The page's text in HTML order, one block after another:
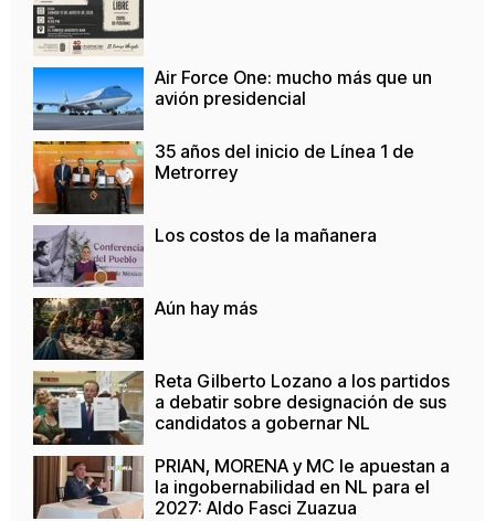
Air Force One: mucho más que un
avión presidencial
35 años del inicio de Línea 1 de
Metrorrey
Los costos de la mañanera
Aún hay más
Reta Gilberto Lozano a los partidos
a debatir sobre designación de sus
candidatos a gobernar NL
PRIAN, MORENA y MC le apuestan a
la ingobernabilidad en NL para el
2027: Aldo Fasci Zuazua